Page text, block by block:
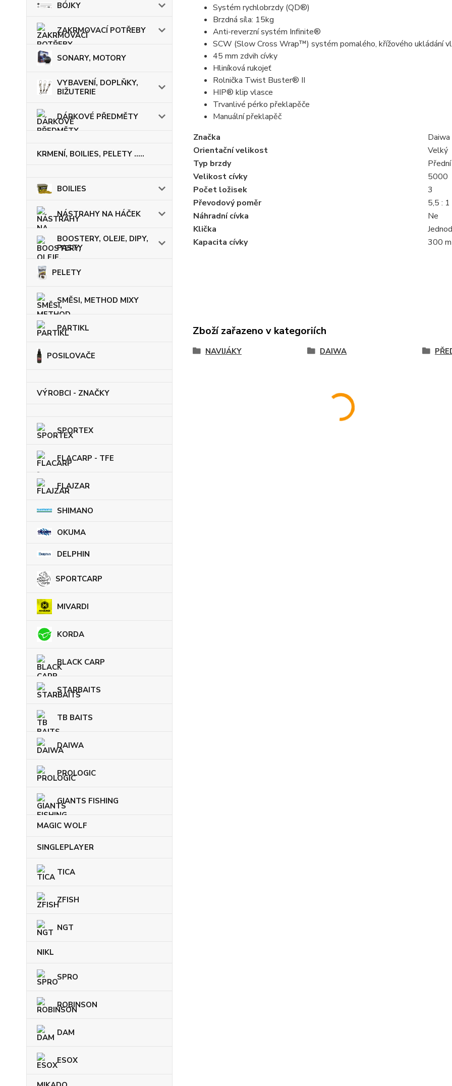
BÓJKY
ZAKRMOVACÍ POTŘEBY
SONARY, MOTORY
VYBAVENÍ, DOPLŇKY,
BIŽUTERIE
DÁRKOVÉ PŘEDMĚTY
KRMENÍ, BOILIES, PELETY .....
BOILIES
NÁSTRAHY NA HÁČEK
BOOSTERY, OLEJE, DIPY,
PASTY
PELETY
SMĚSI, METHOD MIXY
PARTIKL
POSILOVAČE
VÝROBCI - ZNAČKY
SPORTEX
FLACARP - TFE
FLAJZAR
SHIMANO
OKUMA
DELPHIN
SPORTCARP
MIVARDI
KORDA
BLACK CARP
STARBAITS
TB BAITS
DAIWA
PROLOGIC
GIANTS FISHING
MAGIC WOLF
SINGLEPLAYER
TICA
ZFISH
NGT
NIKL
SPRO
ROBINSON
DAM
ESOX
Systém rychlobrzdy (QD®)
Brzdná síla: 15kg
Anti-reverzní systém Infinite®
SCW (Slow Cross Wrap™) systém pomalého, křížového ukládání
45 mm zdvih cívky
Hliníková rukojeť
Rolnička Twist Buster® II
HIP® klip vlasce
Trvanlivé pérko překlapěče
Manuální překlapěč
Značka
Daiwa
Orientační velikost
Velký
Typ brzdy
Přední
Velikost cívky
5000
Počet ložisek
3
Převodový poměr
5,5 : 1
Náhradní cívka
Ne
Klička
Kapacita cívky
300
Zboží zařazeno v kategoriích
NAVIJÁKY DAIWA